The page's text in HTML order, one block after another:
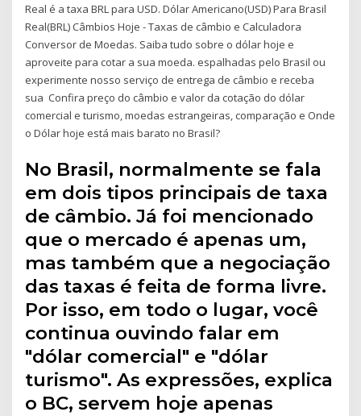
Real é a taxa BRL para USD. Dólar Americano(USD) Para Brasil
Real(BRL) Câmbios Hoje - Taxas de câmbio e Calculadora
Conversor de Moedas. Saiba tudo sobre o dólar hoje e
aproveite para cotar a sua moeda. espalhadas pelo Brasil ou
experimente nosso serviço de entrega de câmbio e receba
sua Confira preço do câmbio e valor da cotação do dólar
comercial e turismo, moedas estrangeiras, comparação e Onde
o Dólar hoje está mais barato no Brasil?
No Brasil, normalmente se fala
em dois tipos principais de taxa
de câmbio. Já foi mencionado
que o mercado é apenas um,
mas também que a negociação
das taxas é feita de forma livre.
Por isso, em todo o lugar, você
continua ouvindo falar em
"dólar comercial" e "dólar
turismo". As expressões, explica
o BC, servem hoje apenas